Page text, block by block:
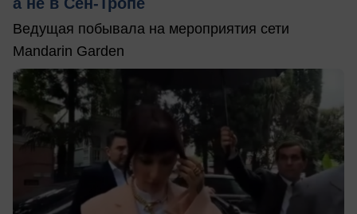
Ведущая побывала на мероприятия сети
Mandarin Garden